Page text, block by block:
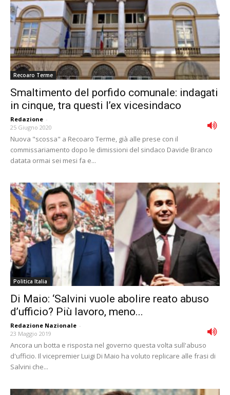
Recoaro Terme
Smaltimento del porfido comunale: indagati
in cinque, tra questi l’ex vicesindaco
Redazione -
25 Giugno 2020
Nuova "scossa" a Recoaro Terme, già alle prese con il
commissariamento dopo le dimissioni del sindaco Davide Branco
datata ormai sei mesi fa e...
Politica Italia
Di Maio: ‘Salvini vuole abolire reato abuso
dʼufficio? Più lavoro, meno...
Redazione Nazionale -
23 Maggio 2019
Ancora un botta e risposta nel governo questa volta sull'abuso
d'ufficio. Il vicepremier Luigi Di Maio ha voluto replicare alle frasi di
Salvini che...